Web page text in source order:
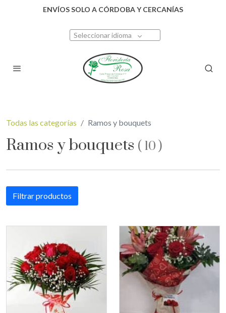
ENVÍOS SOLO A CÓRDOBA Y CERCANÍAS
Seleccionar idioma
Todas las categorías Ramos y bouquets
Ramos y bouquets ( 10 )
Filtrar productos